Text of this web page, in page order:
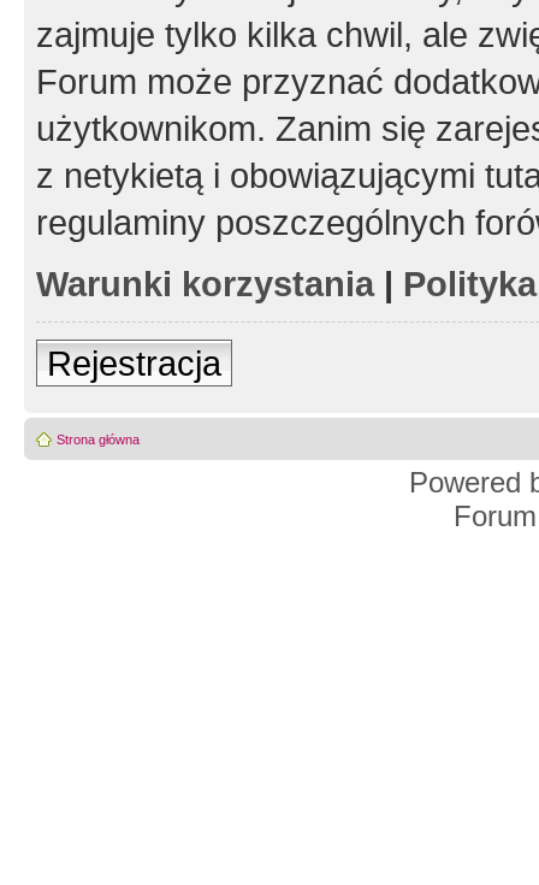
zajmuje tylko kilka chwil, ale
Forum może przyznać
użytkownikom. Zanim się
z netykietą i obowiązującymi
regulaminy poszczególnych
Warunki korzystania|
Rejestracja
Strona główna
Powered